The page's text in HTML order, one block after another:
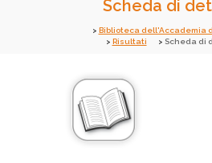
Scheda di
Biblioteca dell'Accademia
Risultati
Scheda di